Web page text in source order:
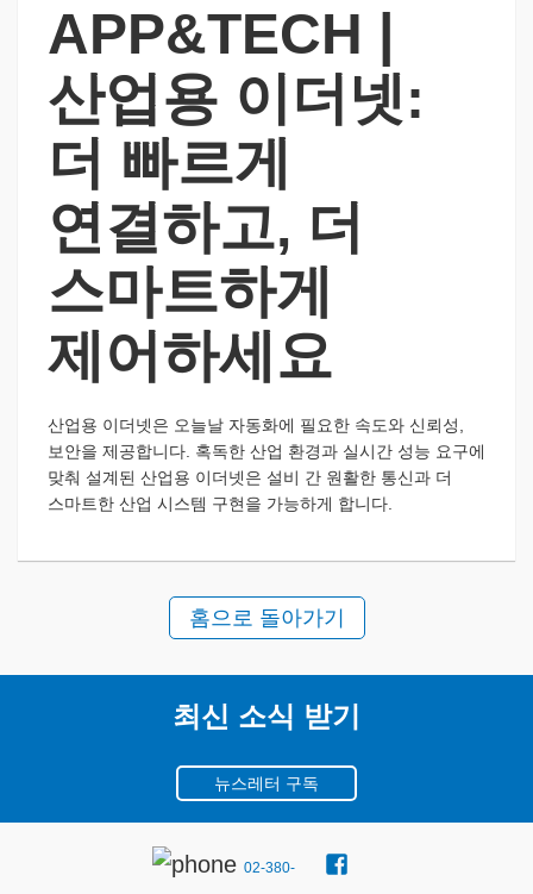
APP&TECH |
산업용 이더넷:
더 빠르게
연결하고, 더
스마트하게
제어하세요
산업용 이더넷은 오늘날 자동화에 필요한 속도와 신뢰성,
보안을 제공합니다. 혹독한 산업 환경과 실시간 성능 요구에
맞춰 설계된 산업용 이더넷은 설비 간 원활한 통신과 더
스마트한 산업 시스템 구현을 가능하게 합니다.
홈으로 돌아가기
최신 소식 받기
뉴스레터 구독
02-380-